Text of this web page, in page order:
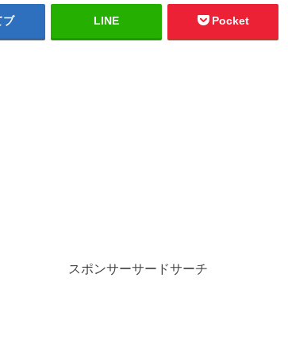
ブ LINE Pocket
スポンサーサードサーチ